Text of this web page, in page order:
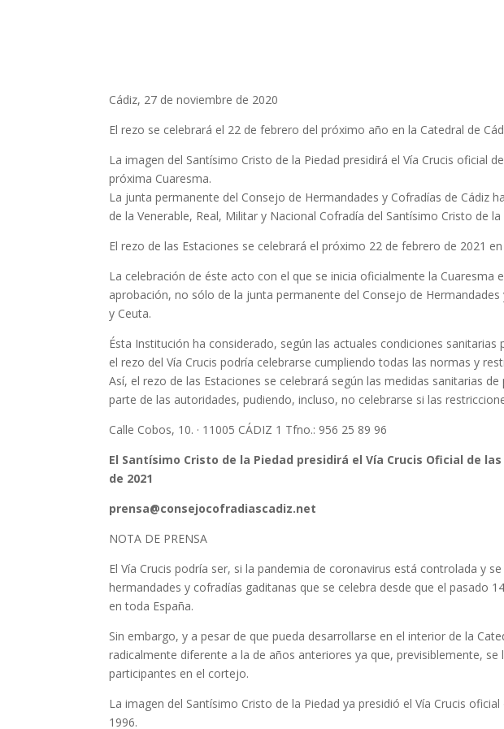
Cádiz, 27 de noviembre de 2020
El rezo se celebrará el 22 de febrero del próximo año en la Catedral de
La imagen del Santísimo Cristo de la Piedad presidirá el Vía Crucis oficial
próxima Cuaresma.
La junta permanente del Consejo de Hermandades y Cofradías de Cádiz
de la Venerable, Real, Militar y Nacional Cofradía del Santísimo Cristo de
El rezo de las Estaciones se celebrará el próximo 22 de febrero de 2021
La celebración de éste acto con el que se inicia oficialmente la Cuaresma
aprobación, no sólo de la junta permanente del Consejo de
y Ceuta.
Ésta Institución ha considerado, según las actuales condiciones
el rezo del Vía Crucis podría celebrarse cumpliendo todas las normas y
Así, el rezo de las Estaciones se celebrará según las medidas sanitarias
parte de las autoridades, pudiendo, incluso, no celebrarse si las
Calle Cobos, 10. · 11005 CÁDIZ 1 Tfno.: 956 25 89 96
El Santísimo Cristo de la Piedad presidirá el Vía Crucis Oficial de
de 2021
prensa@consejocofradiascadiz.net
NOTA DE PRENSA
El Vía Crucis podría ser, si la pandemia de coronavirus está controlada y
hermandades y cofradías gaditanas que se celebra desde que el pasado
en toda España.
Sin embargo, y a pesar de que pueda desarrollarse en el interior de la
radicalmente diferente a la de años anteriores ya que, previsiblemente,
participantes en el cortejo.
La imagen del Santísimo Cristo de la Piedad ya presidió el Vía Crucis
1996.